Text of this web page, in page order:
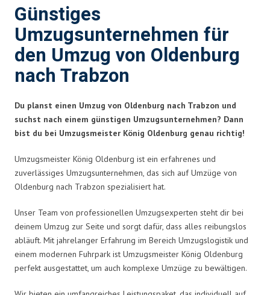
Günstiges
Umzugsunternehmen für
den Umzug von Oldenburg
nach Trabzon
Du planst einen Umzug von Oldenburg nach Trabzon und
suchst nach einem günstigen Umzugsunternehmen? Dann
bist du bei Umzugsmeister König Oldenburg genau richtig!
Umzugsmeister König Oldenburg ist ein erfahrenes und
zuverlässiges Umzugsunternehmen, das sich auf Umzüge von
Oldenburg nach Trabzon spezialisiert hat.
Unser Team von professionellen Umzugsexperten steht dir bei
deinem Umzug zur Seite und sorgt dafür, dass alles reibungslos
abläuft. Mit jahrelanger Erfahrung im Bereich Umzugslogistik und
einem modernen Fuhrpark ist Umzugsmeister König Oldenburg
perfekt ausgestattet, um auch komplexe Umzüge zu bewältigen.